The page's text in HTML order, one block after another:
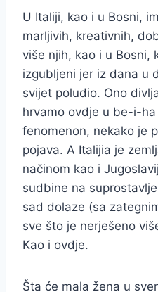
U Italiji, kao i u Bosni,
marljivih, kreativnih,
više njih, kao i u Bosni,
izgubljeni jer iz dana u
svijet poludio. Ono
hrvamo ovdje u be-i-
fenomenon, nekako je
pojava. A Italijia je
načinom kao i
sudbine na
sad dolaze (sa
sve što je nerješeno
Kao i ovdje.
Šta će mala žena u